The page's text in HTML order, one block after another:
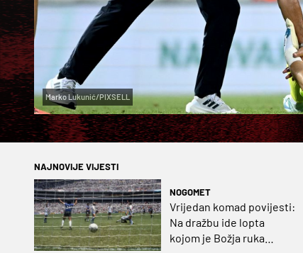
Marko Lukunić/PIXSELL
NAJNOVIJE VIJESTI
NOGOMET
Vrijedan komad povijesti:
Na dražbu ide lopta
kojom je Božja ruka